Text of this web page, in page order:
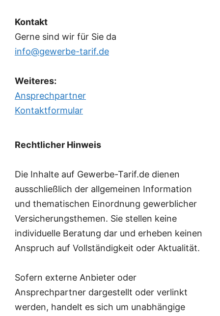
Kontakt
Gerne sind wir für Sie da
info@gewerbe-tarif.de
Weiteres:
Ansprechpartner
Kontaktformular
Rechtlicher Hinweis
Die Inhalte auf Gewerbe-Tarif.de dienen
ausschließlich der allgemeinen Information
und thematischen Einordnung gewerblicher
Versicherungsthemen. Sie stellen keine
individuelle Beratung dar und erheben keinen
Anspruch auf Vollständigkeit oder Aktualität.
Sofern externe Anbieter oder
Ansprechpartner dargestellt oder verlinkt
werden, handelt es sich um unabhängige